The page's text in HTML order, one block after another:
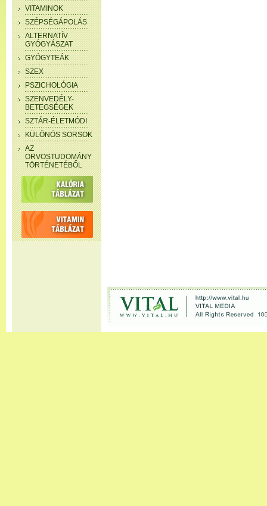
VITAMINOK
SZÉPSÉGÁPOLÁS
ALTERNATÍV
GYÓGYÁSZAT
GYÓGYTEÁK
SZEX
PSZICHOLÓGIA
SZENVEDÉLY-
BETEGSÉGEK
SZTÁR-ÉLETMÓDI
KÜLÖNÖS SORSOK
AZ
ORVOSTUDOMÁNY
TÖRTÉNETÉBŐL